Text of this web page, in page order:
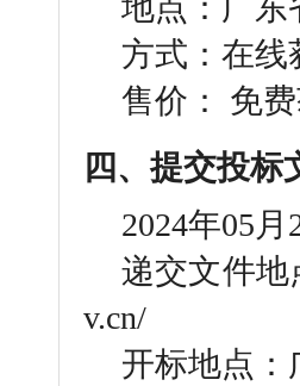
地点：广东
方式：在线
售价：
免
四、提交投标
2024年05
递交文件地
v.cn/
开标地点：